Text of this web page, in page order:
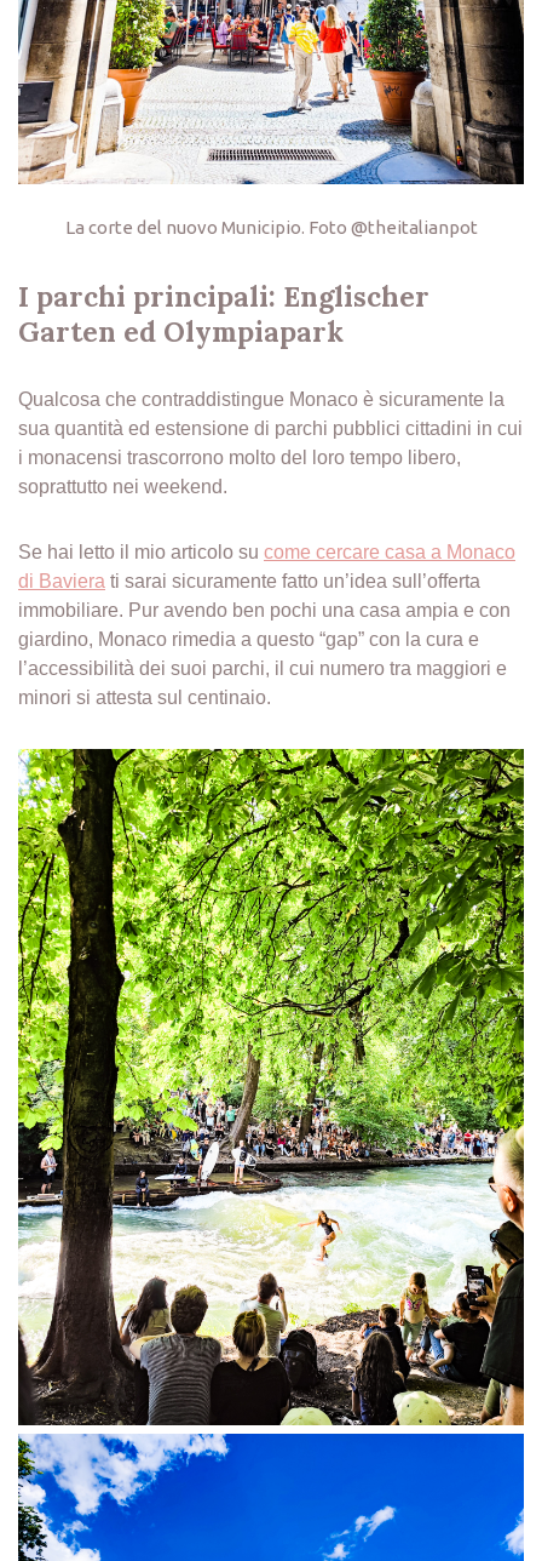
La corte del nuovo Municipio. Foto @theitalianpot
I parchi principali: Englischer
Garten ed Olympiapark
Qualcosa che contraddistingue Monaco è sicuramente la
sua quantità ed estensione di parchi pubblici cittadini in cui
i monacensi trascorrono molto del loro tempo libero,
soprattutto nei weekend.
Se hai letto il mio articolo su come cercare casa a Monaco
di Baviera ti sarai sicuramente fatto un’idea sull’offerta
immobiliare. Pur avendo ben pochi una casa ampia e con
giardino, Monaco rimedia a questo “gap” con la cura e
l’accessibilità dei suoi parchi, il cui numero tra maggiori e
minori si attesta sul centinaio.